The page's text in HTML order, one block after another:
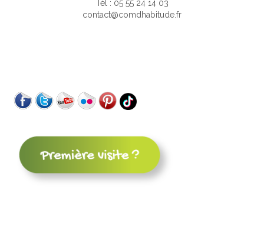
Tél : 05 55 24 14 03
contact@comdhabitude.fr